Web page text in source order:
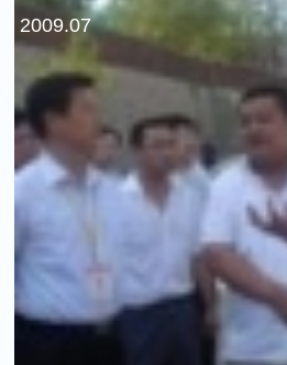
2009.07